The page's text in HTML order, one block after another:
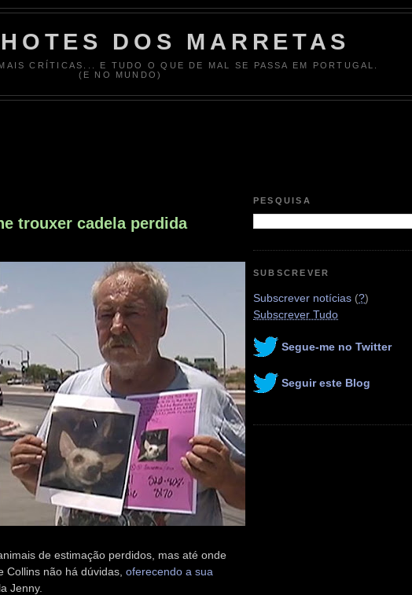
DOS MARRETAS
CRÍTICAS... E TUDO O QUE DE MAL SE PASSA EM PORTUGAL.
(E NO MUNDO)
trouxer cadela perdida
de estimação perdidos, mas até onde
não há dúvidas, oferecendo a sua
Jenny.
PESQUISA
SUBSCREVER
Subscrever notícias (?)
Subscrever Tudo
Segue-me no Twitter
Seguir este Blog